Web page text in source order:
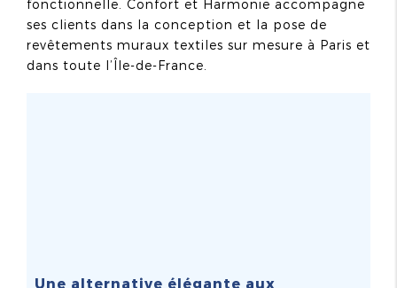
fonctionnelle. Confort et Harmonie accompagne
ses clients dans la conception et la pose de
revêtements muraux textiles sur mesure à Paris et
dans toute l’Île-de-France.
Une alternative élégante aux